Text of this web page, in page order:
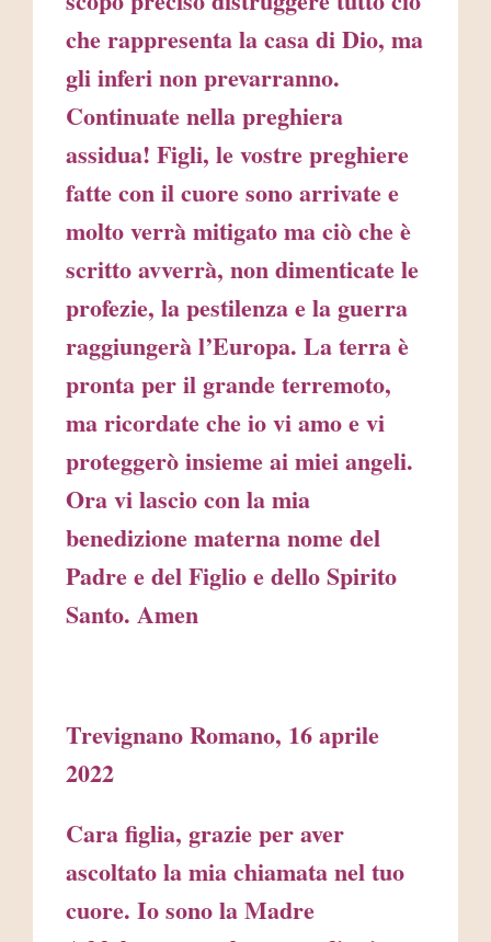
che rappresenta la casa di Dio, ma
gli inferi non prevarranno.
Continuate nella preghiera
assidua! Figli, le vostre preghiere
fatte con il cuore sono arrivate e
molto verrà mitigato ma ciò che è
scritto avverrà, non dimenticate le
profezie, la pestilenza e la guerra
raggiungerà l’Europa. La terra è
pronta per il grande terremoto,
ma ricordate che io vi amo e vi
proteggerò insieme ai miei angeli.
Ora vi lascio con la mia
benedizione materna nome del
Padre e del Figlio e dello Spirito
Santo. Amen
Trevignano Romano, 16 aprile
2022
Cara figlia, grazie per aver
ascoltato la mia chiamata nel tuo
cuore. Io sono la Madre